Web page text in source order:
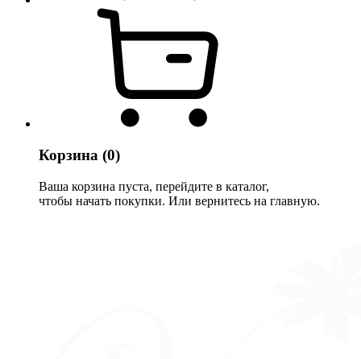
Корзина (0)
Ваша корзина пуста, перейдите в каталог,
чтобы начать покупки. Или вернитесь на главную.